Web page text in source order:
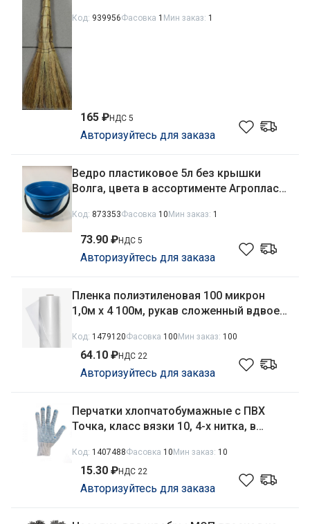
Код: 939956Фасовка 1 Мин заказ: 1
165 ₽НДС 5
Авторизуйтесь для заказа
Ведро пластиковое 5л без крышки
Волга, цвета в ассортименте Агропласт
Код: 873353Фасовка 10 Мин заказ: 1
73.90 ₽НДС 5
Авторизуйтесь для заказа
Пленка полиэтиленовая 100 микрон
1,0м х 4 100м, рукав сложенный вдвое,
Код: 1479120Фасовка 100 Мин заказ: 100
64.10 ₽НДС 22
Авторизуйтесь для заказа
Перчатки хлопчатобумажные с ПВХ
Точка, класс вязки 10, 4-х нитка, в
Код: 1407488Фасовка 10 Мин заказ: 10
15.30 ₽НДС 22
Авторизуйтесь для заказа